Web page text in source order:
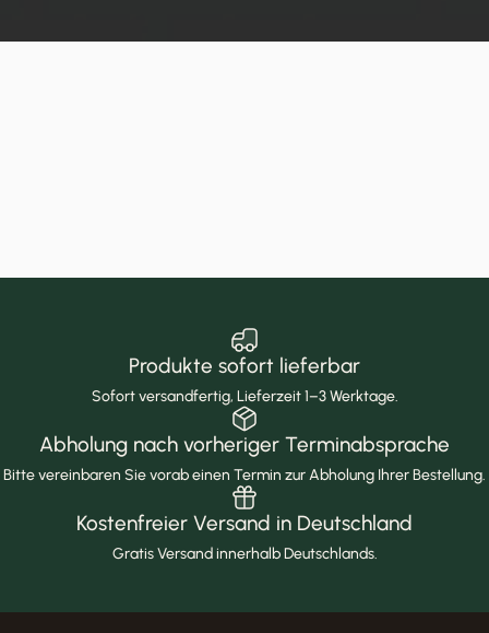
Produkte sofort lieferbar
Sofort versandfertig, Lieferzeit 1–3 Werktage.
Abholung nach vorheriger Terminabsprache
Bitte vereinbaren Sie vorab einen Termin zur Abholung Ihrer Bestellung.
Kostenfreier Versand in Deutschland
Gratis Versand innerhalb Deutschlands.